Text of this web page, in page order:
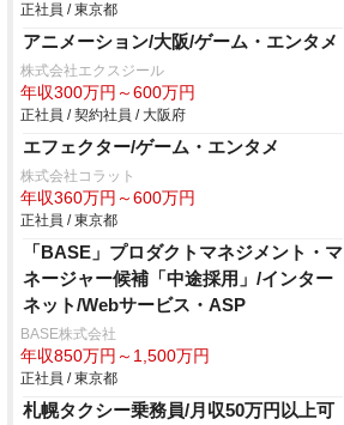
正社員 / 東京都
アニメーション/大阪/ゲーム・エンタメ
株式会社エクスジール
年収300万円～600万円
正社員 / 契約社員 / 大阪府
エフェクター/ゲーム・エンタメ
株式会社コラット
年収360万円～600万円
正社員 / 東京都
「BASE」プロダクトマネジメント・マ
ネージャー候補「中途採用」/インター
ネット/Webサービス・ASP
BASE株式会社
年収850万円～1,500万円
正社員 / 東京都
札幌タクシー乗務員/月収50万円以上可